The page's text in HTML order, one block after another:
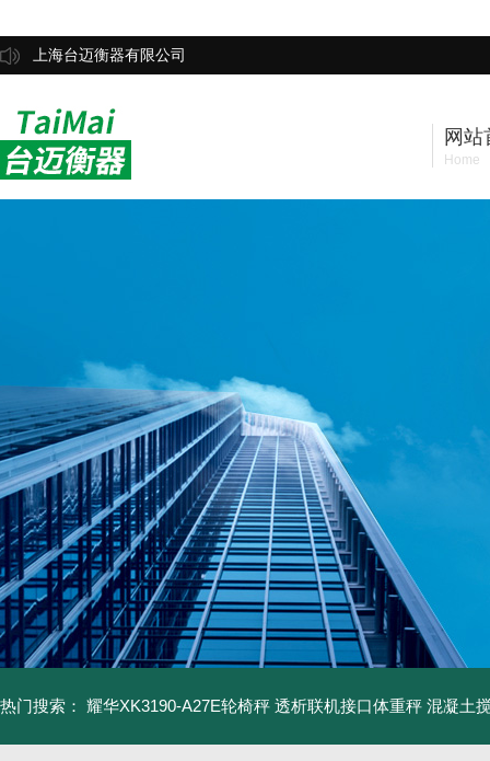
上海台迈衡器有限公司
网站
Home
热门搜索： 耀华XK3190-A27E轮椅秤 透析联机接口体重秤 混凝土